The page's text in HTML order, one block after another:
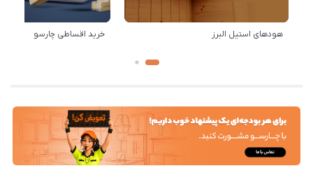
هودهای استیل البرز خرید اقساطی چارسو